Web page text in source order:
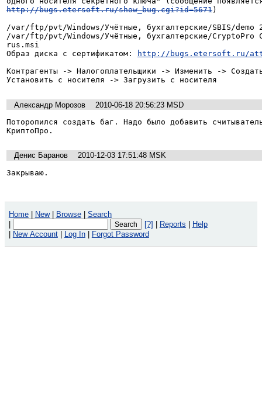
http://bugs.etersoft.ru/show_bug.cgi?id=5671)
/var/ftp/pvt/Windows/Учётные, бухгалтерские/SBIS/demo
/var/ftp/pvt/Windows/Учётные, бухгалтерские/CryptoPro
rus.msi
Образ диска с сертификатом:
http://bugs.etersoft.ru/
Контрагенты -> Налогоплательщики -> Изменить ->
Установить с носителя -> Загрузить с носителя
Александр Морозов
2010-06-18 20:56:23 MSD
Поторопился создать баг. Надо было добавить
Денис Баранов
2010-12-03 17:51:48 MSK
Закрываю.
Home New Browse
Search
[?] Reports
Help
New Account Log In Forgot Password